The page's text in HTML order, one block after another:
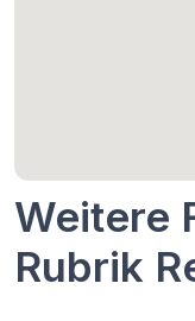
Weitere
Rubrik